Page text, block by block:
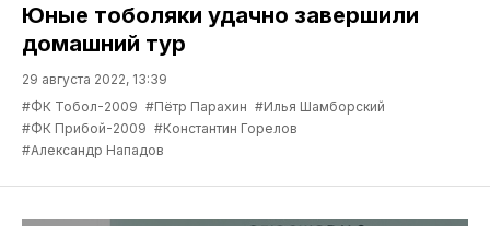
Юные тоболяки удачно завершили
домашний тур
29 августа 2022, 13:39
#ФК Тобол-2009 #Пётр Парахин #Илья Шамборский
#ФК Прибой-2009 #Константин Горелов
#Александр Нападов